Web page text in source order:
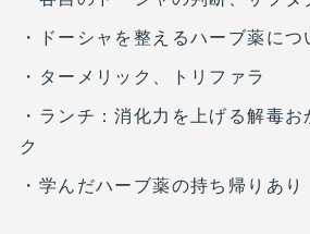
・ドーシャを整えるハーブ薬につ
・ターメリック、トリファラ
・ランチ：消化力を上げる解毒
ク
・学んだハーブ薬の持ち帰りあり